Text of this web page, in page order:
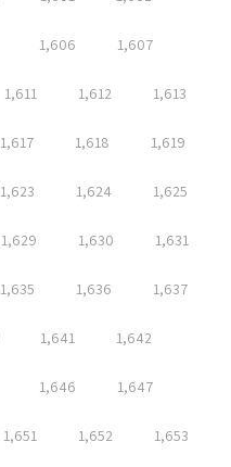
1,606 1,607
1,611 1,612 1,613
1,617 1,618 1,619
1,623 1,624 1,625
1,629 1,630 1,631
1,635 1,636 1,637
1,641 1,642
1,646 1,647
1,651 1,652 1,653